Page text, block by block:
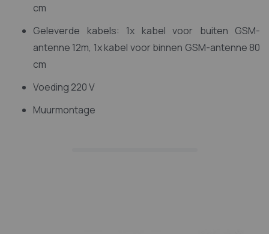
cm
Geleverde kabels: 1x kabel voor buiten GSM-
antenne 12m, 1x kabel voor binnen GSM-antenne 80
cm
Voeding 220 V
Muurmontage